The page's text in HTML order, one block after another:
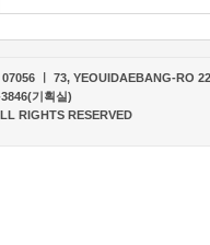
ㅣ 73, YEOUIDAEBANG-RO
기획실)
RIGHTS RESERVED